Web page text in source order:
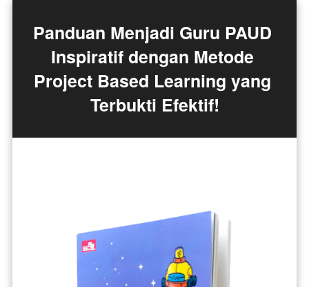
Panduan Menjadi Guru PAUD
Inspiratif dengan Metode
Project Based Learning yang
Terbukti Efektif!